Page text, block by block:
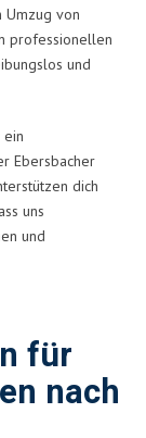
Umzug von
professionellen
und
Ebersbacher
dich
uns
und
für
nach